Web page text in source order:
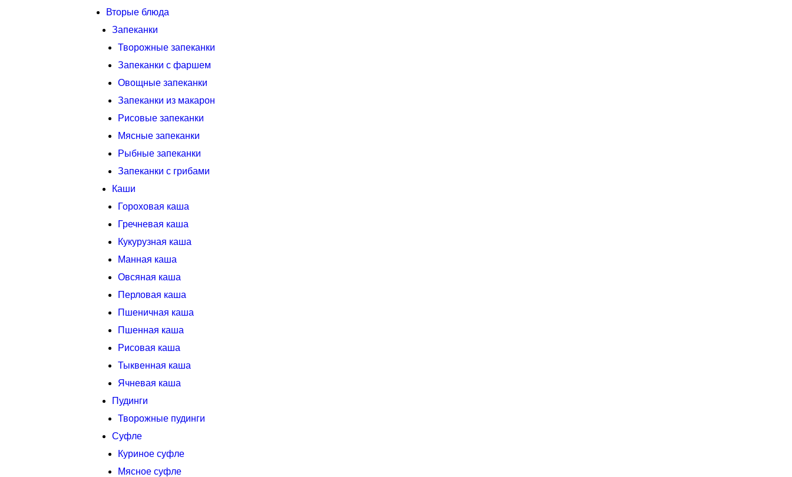
Вторые блюда
Запеканки
Творожные запеканки
Запеканки с фаршем
Овощные запеканки
Запеканки из макарон
Рисовые запеканки
Мясные запеканки
Рыбные запеканки
Запеканки с грибами
Каши
Гороховая каша
Гречневая каша
Кукурузная каша
Манная каша
Овсяная каша
Перловая каша
Пшеничная каша
Пшенная каша
Рисовая каша
Тыквенная каша
Ячневая каша
Пудинги
Творожные пудинги
Суфле
Куриное суфле
Мясное суфле